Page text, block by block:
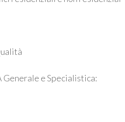
Generale e Specialistica: